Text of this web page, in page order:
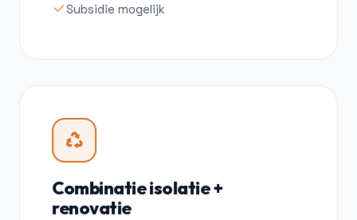
Subsidie mogelijk
Combinatie isolatie +
renovatie